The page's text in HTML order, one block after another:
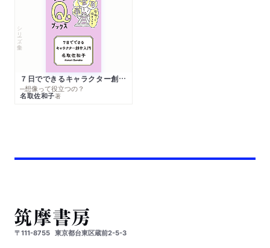
シリーズ・全集
７日でできるキャラクター創作入門
─想像って役立つの？
名取佐和子著
〒111-8755 東京都台東区蔵前2-5-3